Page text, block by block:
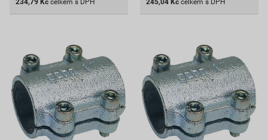
234,79 Kč celkem s DPH 245,04 Kč celkem s DPH